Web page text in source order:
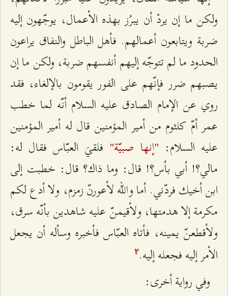
ولكن ما إن يردْ أن يبرُز بهذه الأعمال، يوجّهون إليه
ضربة ويتابعون أعمالهم. فأهل الباطل والنفاق يراعون
الحدود ما لم تتوجّه إليهم أنفسهم ضربة، ولكن ما إن
يصبهم ضرر فإنّهم على الفور يقومون بالإلغاء، فقد
روي عن الإمام الصادق عليه السلام أنّه لما خطب
عمر أمّ كلثوم من أمير المؤمنين قال له أمير المؤمنين
عليه السلام: "إنها صبيّة" فلقيَ العبّاس فقال له:
مالي؟! أبي بأس؟! قال: وما ذاك؟ قال: خطبت إلى
ابن أخيك فردّني. أما والله لأعورنّ زمزم، ولا أدع لكم
مكرمة إلا هدمتها، ولأقيمنّ عليه شاهدين بأنّه سرق،
ولأقطعنّ يمينه، فأتاه العبّاس فأخبره وسأله أن يجعل
الأمر إليه فجعله إليه.٢
وفي رواية أخرى: